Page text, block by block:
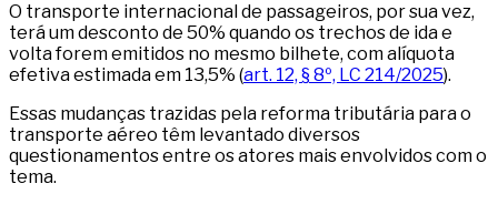
O transporte internacional de passageiros, por sua vez,
terá um desconto de 50% quando os trechos de ida e
volta forem emitidos no mesmo bilhete, com alíquota
efetiva estimada em 13,5% (art. 12, § 8º, LC 214/2025).
Essas mudanças trazidas pela reforma tributária para o
transporte aéreo têm levantado diversos
questionamentos entre os atores mais envolvidos com o
tema.